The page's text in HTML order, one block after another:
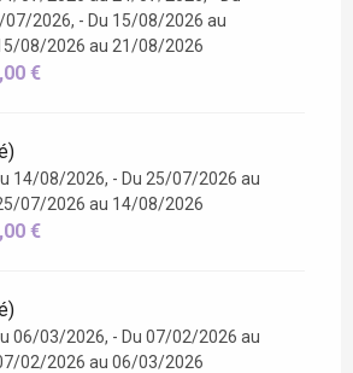
2026, - Du 15/08/2026 au
08/2026 au 21/08/2026
€
14/08/2026, - Du 25/07/2026 au
07/2026 au 14/08/2026
€
06/03/2026, - Du 07/02/2026 au
02/2026 au 06/03/2026